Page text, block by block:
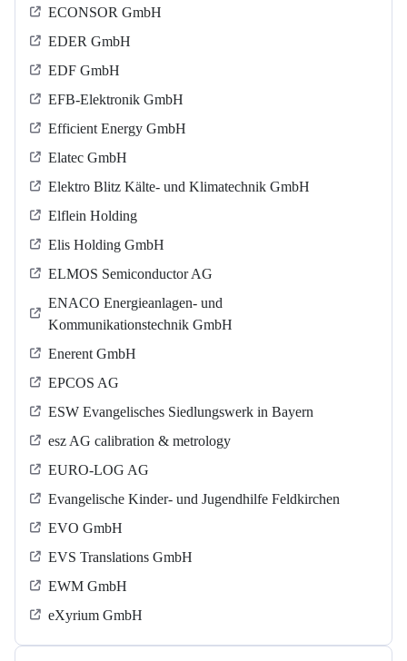
ECONSOR GmbH
EDER GmbH
EDF GmbH
EFB-Elektronik GmbH
Efficient Energy GmbH
Elatec GmbH
Elektro Blitz Kälte- und Klimatechnik GmbH
Elflein Holding
Elis Holding GmbH
ELMOS Semiconductor AG
ENACO Energieanlagen- und
Kommunikationstechnik GmbH
Enerent GmbH
EPCOS AG
ESW Evangelisches Siedlungswerk in Bayern
esz AG calibration & metrology
EURO-LOG AG
Evangelische Kinder- und Jugendhilfe Feldkirchen
EVO GmbH
EVS Translations GmbH
EWM GmbH
eXyrium GmbH